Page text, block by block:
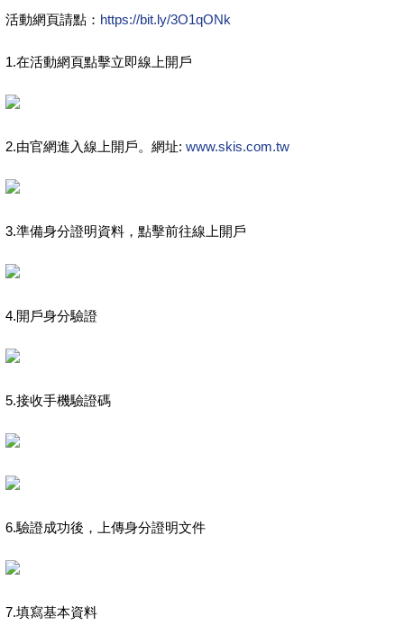
活動網頁請點： https://bit.ly/3O1qONk
1.在活動網頁點擊立即線上開戶
2.由官網進入線上開戶。網址: www.skis.com.tw
3.準備身分證明資料，點擊前往線上開戶
4.開戶身分驗證
5.接收手機驗證碼
6.驗證成功後，上傳身分證明文件
7.填寫基本資料